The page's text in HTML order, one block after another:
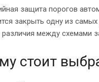
защита порогов
закрыть одну из
между схемами
стоит